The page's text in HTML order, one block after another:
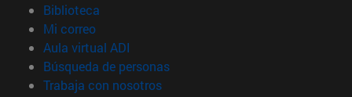
Biblioteca
Mi correo(abre en nueva ventana)
Aula virtual ADI
Búsqueda de personas(abre en nueva ventana)
Trabaja con nosotros(abre en nueva ventana)